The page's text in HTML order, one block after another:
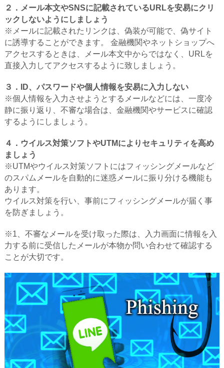
２．メール本文やSNSに記載されているURLを安易にクリ
ックしないようにしましょう
※メールに記載されたリンクは、偽装が可能で、偽サイト
に誘導することができます。 金融機関やネットショップへ
アクセスするときは、メール本文中からではなく、URLを
直接入力してアクセスするように致しましょう。
３．ID、パスワードや個人情報を安易に入力しない
※個人情報を入力させようとするメールなどには、一度冷
静に振り返り、不審な場合は、金融機関やサービスに確認
するようにしましょう。
４．ウイルス対策ソフトやUTMによりセキュリティを高め
ましょう
※UTMやウイルス対策ソフトにはフィッシングメールなど
のスパムメールを自動的に迷惑メールに振り分ける機能も
あります。
ウイルス対策を行い、事前にフィッシングメールが届く事
を防ぎましょう。
※1、不審なメールを受け取った際は、入力画面に情報を入
力する前に受信したメールが本物か問い合わせて確認する
ことが大切です。